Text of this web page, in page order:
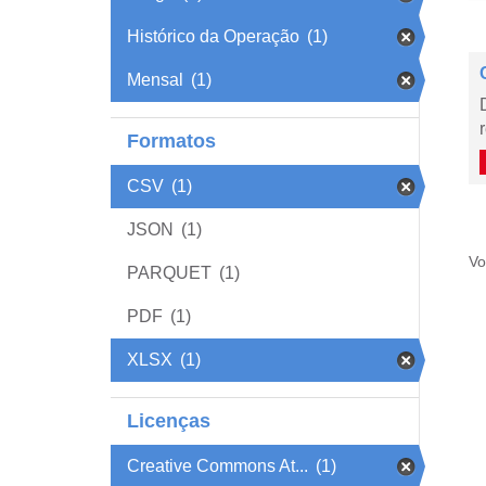
Histórico da Operação (1)
Mensal (1)
Formatos
CSV (1)
JSON (1)
PARQUET (1)
PDF (1)
XLSX (1)
Licenças
Creative Commons At... (1)